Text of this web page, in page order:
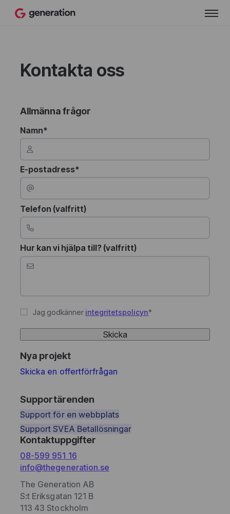
Kontakta oss
Allmänna frågor
Namn*
E-postadress*
Telefon (valfritt)
Hur kan vi hjälpa till? (valfritt)
Jag godkänner integritetspolicyn*
Skicka
Nya projekt
Skicka en offertförfrågan
Supportärenden
Support för en webbplats
Support SVEA Betallösningar
Kontaktuppgifter
08-599 951 16
info@thegeneration.se
The Generation AB
S:t Eriksgatan 121 B
113 43 Stockholm